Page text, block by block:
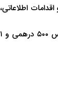
و اقدامات اطلاعاتی،
برپایه این گزارش، در بازرسی اولیه مقدار ۲۰ اسکناس ۵۰ هزار دیناری، ۶ اسکناس ۱۰۰ دیناری، ۱۷ اسکناس ۲۵ هزار دیناری، ۴ اسکناس ۵۰۰ درهمی و ۱